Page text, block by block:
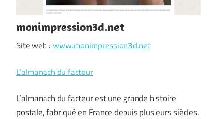
monimpression3d.net
Site web :www.monimpression3d.net
L’almanach du facteur
L’almanach du facteur est une grande histoire
postale, fabriqué en France depuis plusieurs siècles.